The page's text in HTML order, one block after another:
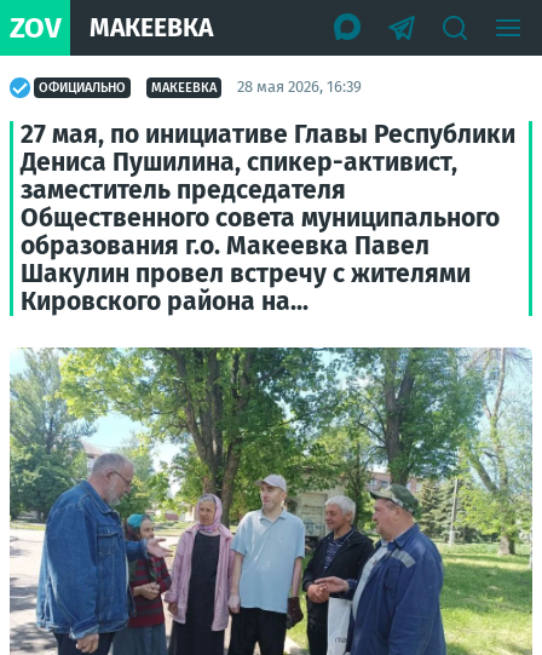
ZOV МАКЕЕВКА
ОФИЦИАЛЬНО МАКЕЕВКА 28 мая 2026, 16:39
27 мая, по инициативе Главы Республики
Дениса Пушилина, спикер-активист,
заместитель председателя
Общественного совета муниципального
образования г.о. Макеевка Павел
Шакулин провел встречу с жителями
Кировского района на...